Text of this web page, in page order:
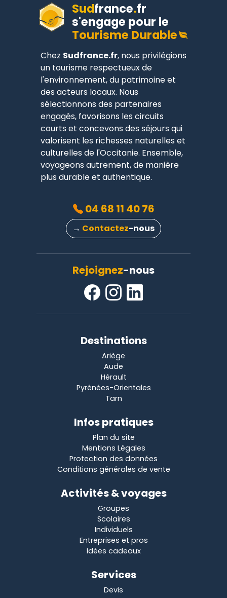
Sudfrance.fr
s'engage pour le
Tourisme Durable
Chez Sudfrance.fr, nous privilégions
un tourisme respectueux de
l'environnement, du patrimoine et
des acteurs locaux. Nous
sélectionnons des partenaires
engagés, favorisons les circuits
courts et concevons des séjours qui
valorisent les richesses naturelles et
culturelles de l'Occitanie. Ensemble,
voyageons autrement, de manière
plus durable et authentique.
Rejoignez-nous
04 68 11 40 76
→ Contactez-nous
Destinations
Ariège
Aude
Hérault
Pyrénées-Orientales
Tarn
Infos pratiques
Plan du site
Mentions Légales
Protection des données
Conditions générales de vente
Activités & voyages
Groupes
Scolaires
Individuels
Entreprises et pros
Idées cadeaux
Services
Devis